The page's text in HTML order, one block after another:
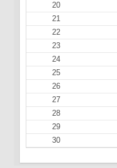
20
21
22
23
24
25
26
27
28
29
30